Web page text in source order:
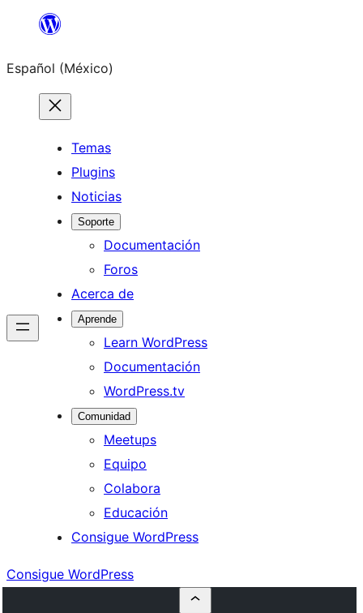
Saltar
contenido
Español (México)
Temas
Plugins
Noticias
Soporte
Documentación
Foros
Acerca de
Aprende
Learn WordPress
Documentación
WordPress.tv
Comunidad
Meetups
Equipo
Colabora
Educación
Consigue WordPress
Consigue WordPress